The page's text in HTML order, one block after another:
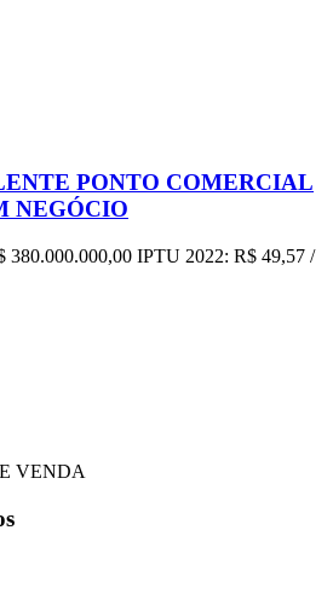
PONTO COMERCIAL
NEGÓCIO
IPTU 2022: R$ 49,57 /
VENDA